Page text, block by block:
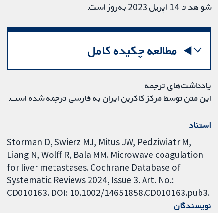
شواهد تا 14 اپریل 2023 به‌روز است.
مطالعه چکیده کامل
یادداشت‌های ترجمه
این متن توسط مرکز کاکرین ایران به فارسی ترجمه شده است.
استناد
Storman D, Swierz MJ, Mitus JW, Pedziwiatr M,
Liang N, Wolff R, Bala MM. Microwave coagulation
for liver metastases. Cochrane Database of
Systematic Reviews 2024, Issue 3. Art. No.:
CD010163. DOI: 10.1002/14651858.CD010163.pub3.
نویسندگان